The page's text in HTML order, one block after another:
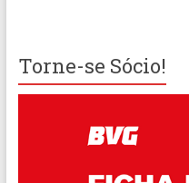
Torne-se Sócio!